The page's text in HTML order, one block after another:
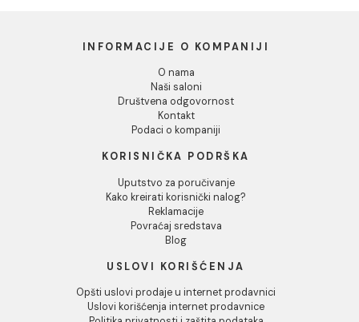
Lepak Mapei KERABOND T
Traka za izolaciju Mapei
MAPEBAND spoljasnji
ugao 270
1.294,00 RSD / KOM